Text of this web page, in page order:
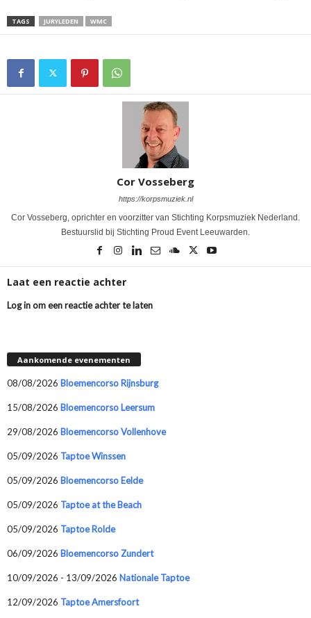
TAGS JURYLEDEN WMC
Cor Vosseberg
https://korpsmuziek.nl
Cor Vosseberg, oprichter en voorzitter van Stichting Korpsmuziek Nederland.
Bestuurslid bij Stichting Proud Event Leeuwarden.
Laat een reactie achter
Log in om een reactie achter te laten
Aankomende evenementen
08/08/2026 Bloemencorso Rijnsburg
15/08/2026 Bloemencorso Leersum
29/08/2026 Bloemencorso Vollenhove
05/09/2026 Taptoe Winssen
05/09/2026 Bloemencorso Eelde
05/09/2026 Taptoe at the Beach
05/09/2026 Taptoe Rolde
06/09/2026 Bloemencorso Zundert
10/09/2026 - 13/09/2026 Nationale Taptoe
12/09/2026 Taptoe Amersfoort